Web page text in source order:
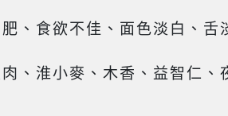
、食欲不佳、面色淡白、舌
、淮小麥、木香、益智仁、